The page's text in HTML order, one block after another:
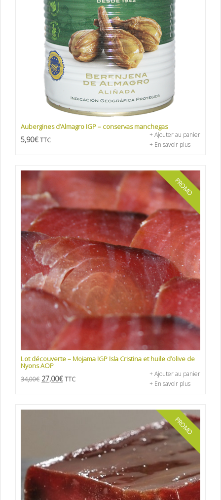
Aubergines d’Almagro IGP – conservas manchegas
5,90€ TTC
+ Ajouter au panier
+ En savoir plus
PROMO
Lot découverte – Mojama IGP Isla Cristina et huile d’olive de
Nyons AOP
34,00€ 27,00€ TTC
+ Ajouter au panier
+ En savoir plus
PROMO